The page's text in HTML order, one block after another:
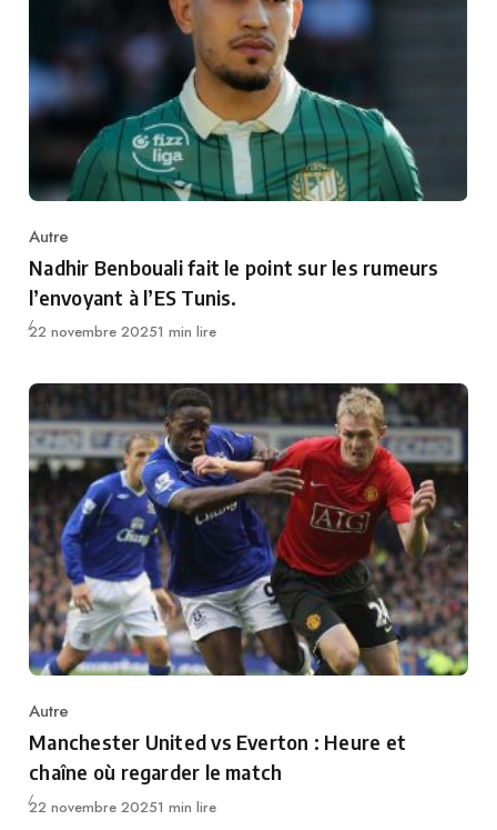
Category
Autre
Nadhir Benbouali fait le point sur les rumeurs
l’envoyant à l’ES Tunis.
Publié
22 novembre 20251 min lire
Category
Autre
Manchester United vs Everton : Heure et
chaîne où regarder le match
Publié
22 novembre 20251 min lire